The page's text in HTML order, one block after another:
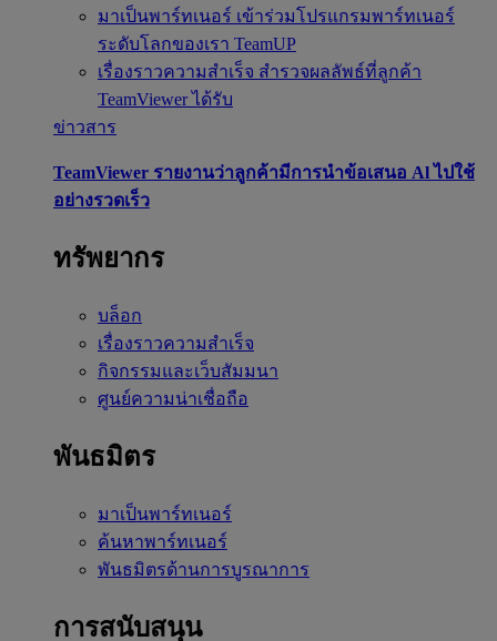
มาเป็นพาร์ทเนอร์ เข้าร่วมโปรแกรมพาร์ทเนอร์
ระดับโลกของเรา TeamUP
เรื่องราวความสำเร็จ สำรวจผลลัพธ์ที่ลูกค้า
TeamViewer ได้รับ
ข่าวสาร
TeamViewer รายงานว่าลูกค้ามีการนำข้อเสนอ Al ไปใช้
อย่างรวดเร็ว
ทรัพยากร
บล็อก
เรื่องราวความสำเร็จ
กิจกรรมและเว็บสัมมนา
ศูนย์ความน่าเชื่อถือ
พันธมิตร
มาเป็นพาร์ทเนอร์
ค้นหาพาร์ทเนอร์
พันธมิตรด้านการบูรณาการ
การสนับสนุน